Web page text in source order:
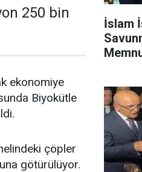
250 bin
ekonomiye
Biyokütle
çöpler
götürülüyor.
İslam